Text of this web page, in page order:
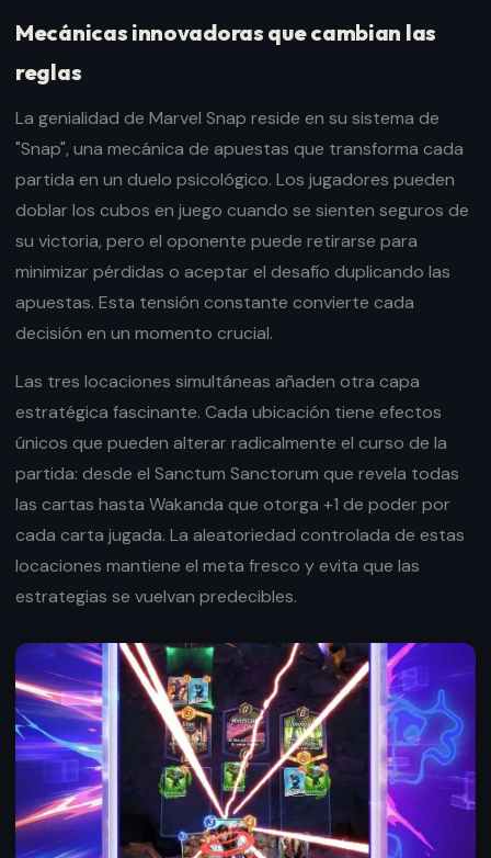
Mecánicas innovadoras que cambian las
reglas
La genialidad de Marvel Snap reside en su sistema de
"Snap", una mecánica de apuestas que transforma cada
partida en un duelo psicológico. Los jugadores pueden
doblar los cubos en juego cuando se sienten seguros de
su victoria, pero el oponente puede retirarse para
minimizar pérdidas o aceptar el desafío duplicando las
apuestas. Esta tensión constante convierte cada
decisión en un momento crucial.
Las tres locaciones simultáneas añaden otra capa
estratégica fascinante. Cada ubicación tiene efectos
únicos que pueden alterar radicalmente el curso de la
partida: desde el Sanctum Sanctorum que revela todas
las cartas hasta Wakanda que otorga +1 de poder por
cada carta jugada. La aleatoriedad controlada de estas
locaciones mantiene el meta fresco y evita que las
estrategias se vuelvan predecibles.